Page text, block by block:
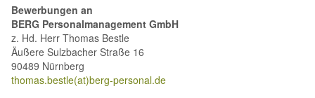
Bewerbungen an
BERG Personalmanagement GmbH
z. Hd. Herr Thomas Bestle
Äußere Sulzbacher Straße 16
90489 Nürnberg
thomas.bestle(at)berg-personal.de